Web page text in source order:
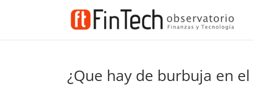
¿Que hay de burbuja en